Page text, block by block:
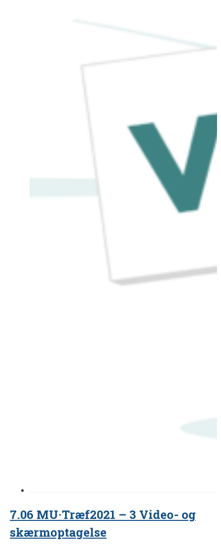
7.06 MU·Træf2021 – 3 Video- og
skærmoptagelse